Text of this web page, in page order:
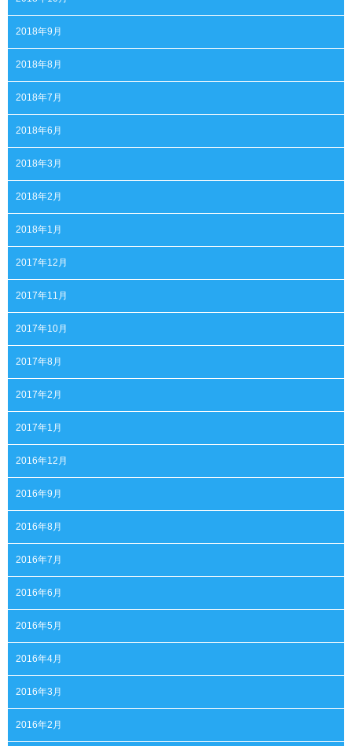
2018年9月
2018年8月
2018年7月
2018年6月
2018年3月
2018年2月
2018年1月
2017年12月
2017年11月
2017年10月
2017年8月
2017年2月
2017年1月
2016年12月
2016年9月
2016年8月
2016年7月
2016年6月
2016年5月
2016年4月
2016年3月
2016年2月